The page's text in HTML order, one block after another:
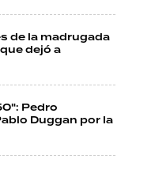
de la madrugada
dejó a
Pedro
Duggan por la